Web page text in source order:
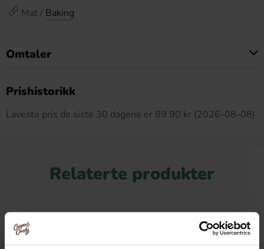
Mat / Baking
Omtaler
Prishistorikk
Laveste pris de siste 30 dagene er 89.90 kr (2026-08-08)
Relaterte produkter